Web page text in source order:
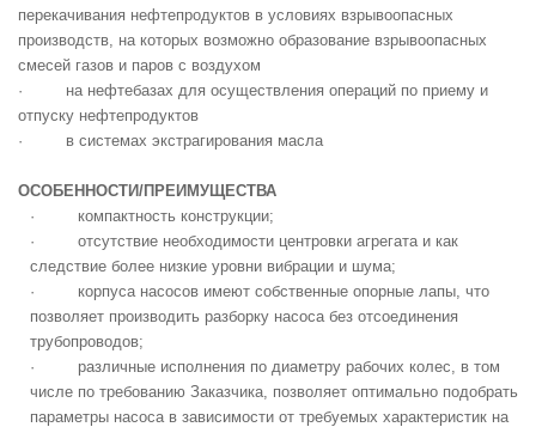
перекачивания нефтепродуктов в условиях взрывоопасных
производств, на которых возможно образование взрывоопасных
смесей газов и паров с воздухом
·
на нефтебазах для осуществления операций по приему и
отпуску нефтепродуктов
·
в системах экстрагирования масла
ОСОБЕННОСТИ/ПРЕИМУЩЕСТВА
·
компактность конструкции;
·
отсутствие необходимости центровки агрегата и как
следствие более низкие уровни вибрации и шума;
·
корпуса насосов имеют собственные опорные лапы, что
позволяет производить разборку насоса без отсоединения
трубопроводов;
·
различные исполнения по диаметру рабочих колес, в том
числе по требованию Заказчика, позволяет оптимально подобрать
параметры насоса в зависимости от требуемых характеристик на